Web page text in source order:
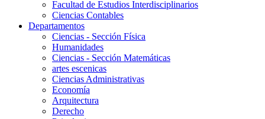
Facultad de Estudios Interdisciplinarios
Ciencias Contables
Departamentos
Ciencias - Sección Física
Humanidades
Ciencias - Sección Matemáticas
artes escenicas
Ciencias Administrativas
Economía
Arquitectura
Derecho